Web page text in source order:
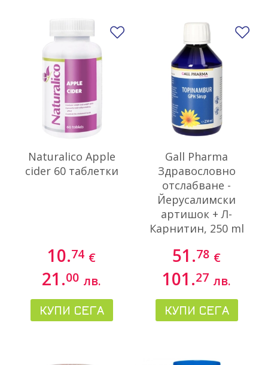
Naturalico Apple
cider 60 таблетки
10.74 €
21.00 лв.
КУПИ СЕГА
Добави в любими
Gall Pharma
Здравословно
отслабване -
Йерусалимски
артишок + Л-
Карнитин, 250 ml
51.78 €
101.27 лв.
КУПИ СЕГА